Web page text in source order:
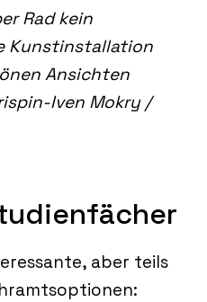
Rad kein
Kunstinstallation
Ansichten
Iven Mokry /
aber teils